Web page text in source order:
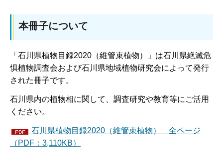
本冊子について
「石川県植物目録2020（維管束植物）」は石川県絶滅危
惧植物調査会および石川県地域植物研究会によって発行
された冊子です。
石川県内の植物相に関して、調査研究や教育等にご活用
ください。
石川県植物目録2020（維管束植物） 全ページ
（PDF：3,110KB）